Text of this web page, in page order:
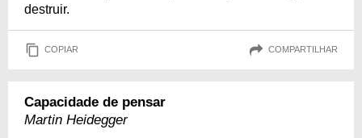
destruir.
COPIAR COMPARTILHAR
Capacidade de pensar
Martin Heidegger